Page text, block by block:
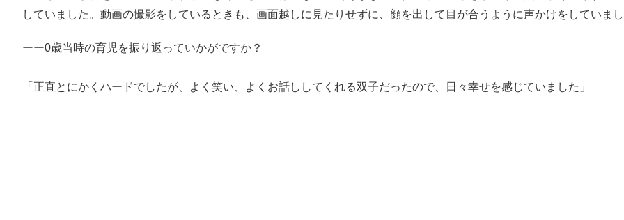
していました。動画の撮影をしているときも、画面越しに見たりせずに、顔を出して目が合うように声かけをしていま
ーー0歳当時の育児を振り返っていかがですか？
「正直とにかくハードでしたが、よく笑い、よくお話ししてくれる双子だったので、日々幸せを感じていました」